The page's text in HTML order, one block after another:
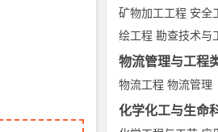
矿物加工工程 安全
绘工程 勘查技术与
物流管理与工程
物流工程 物流管理
化学化工与生命